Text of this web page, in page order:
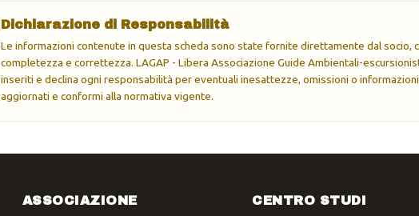
Dichiarazione di Responsabilità
Le informazioni contenute in questa scheda sono state fornite direttamente dal socio,
completezza e correttezza. LAGAP - Libera Associazione Guide Ambientali-
inseriti e declina ogni responsabilità per eventuali inesattezze, omissioni o
aggiornati e conformi alla normativa vigente.
ASSOCIAZIONE CENTRO STUDI